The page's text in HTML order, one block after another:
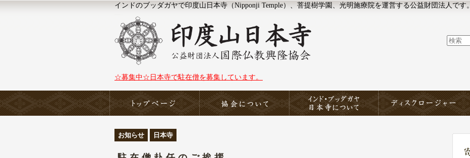
インドのブッダガヤで印度山日本寺（Nipponji Temple）、菩提樹学園、光明施療院を運営する公益財団法人です。
☆募集中☆日本寺で駐在僧を募集しています。
お知らせ 日本寺